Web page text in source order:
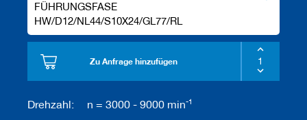
FÜHRUNGSFASE
HW/D12/NL44/S10X24/GL77/RL
Zu Anfrage hinzufügen
Drehzahl: n = 3000 - 9000 min-1